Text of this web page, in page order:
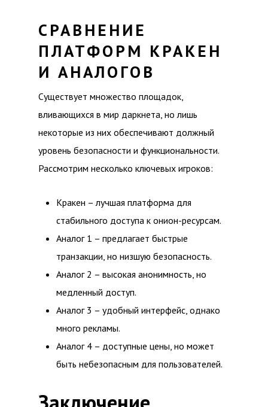
СРАВНЕНИЕ
ПЛАТФОРМ КРАКЕН
И АНАЛОГОВ
Существует множество площадок,
вливающихся в мир даркнета, но лишь
некоторые из них обеспечивают должный
уровень безопасности и функциональности.
Рассмотрим несколько ключевых игроков:
Кракен – лучшая платформа для
стабильного доступа к онион-ресурсам.
Аналог 1 – предлагает быстрые
транзакции, но низшую безопасность.
Аналог 2 – высокая анонимность, но
медленный доступ.
Аналог 3 – удобный интерфейс, однако
много рекламы.
Аналог 4 – доступные цены, но может
быть небезопасным для пользователей.